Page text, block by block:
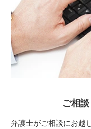
ご相
弁護士がご相談にお越